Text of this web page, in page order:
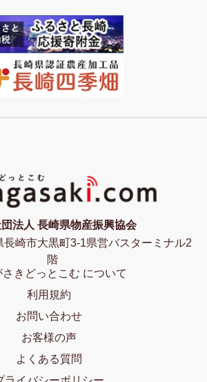
法人 長崎県物産振興協会
長崎市大黒町3-1県営バスターミナル2
階
さきどっとこむ について
利用規約
お問い合わせ
お客様の声
よくある質問